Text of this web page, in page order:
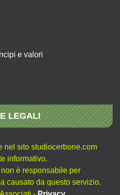
e valori
LEGALI
nel sito studiocerbone.com
informativo.
è responsabile per
causato da questo servizio.